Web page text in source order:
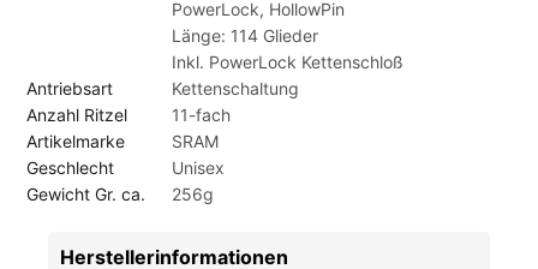
PowerLock, HollowPin
Länge: 114 Glieder
Inkl. PowerLock Kettenschloß
Antriebsart
Kettenschaltung
Anzahl Ritzel
11-fach
Artikelmarke
SRAM
Geschlecht
Unisex
Gewicht Gr. ca.
256g
Herstellerinformationen